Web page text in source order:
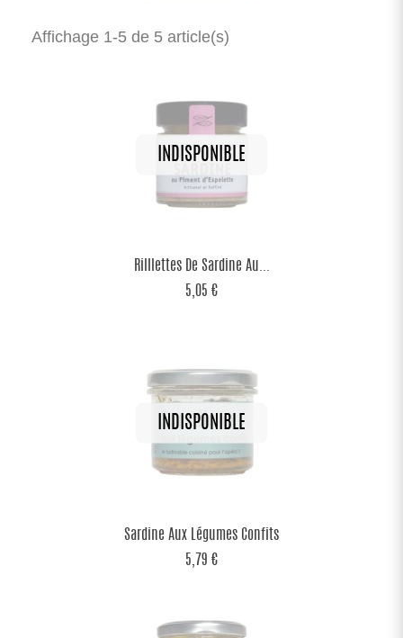
Affichage 1-5 de 5 article(s)
Rilllettes De Sardine Au...
5,05 €
Sardine Aux Légumes Confits
5,79 €